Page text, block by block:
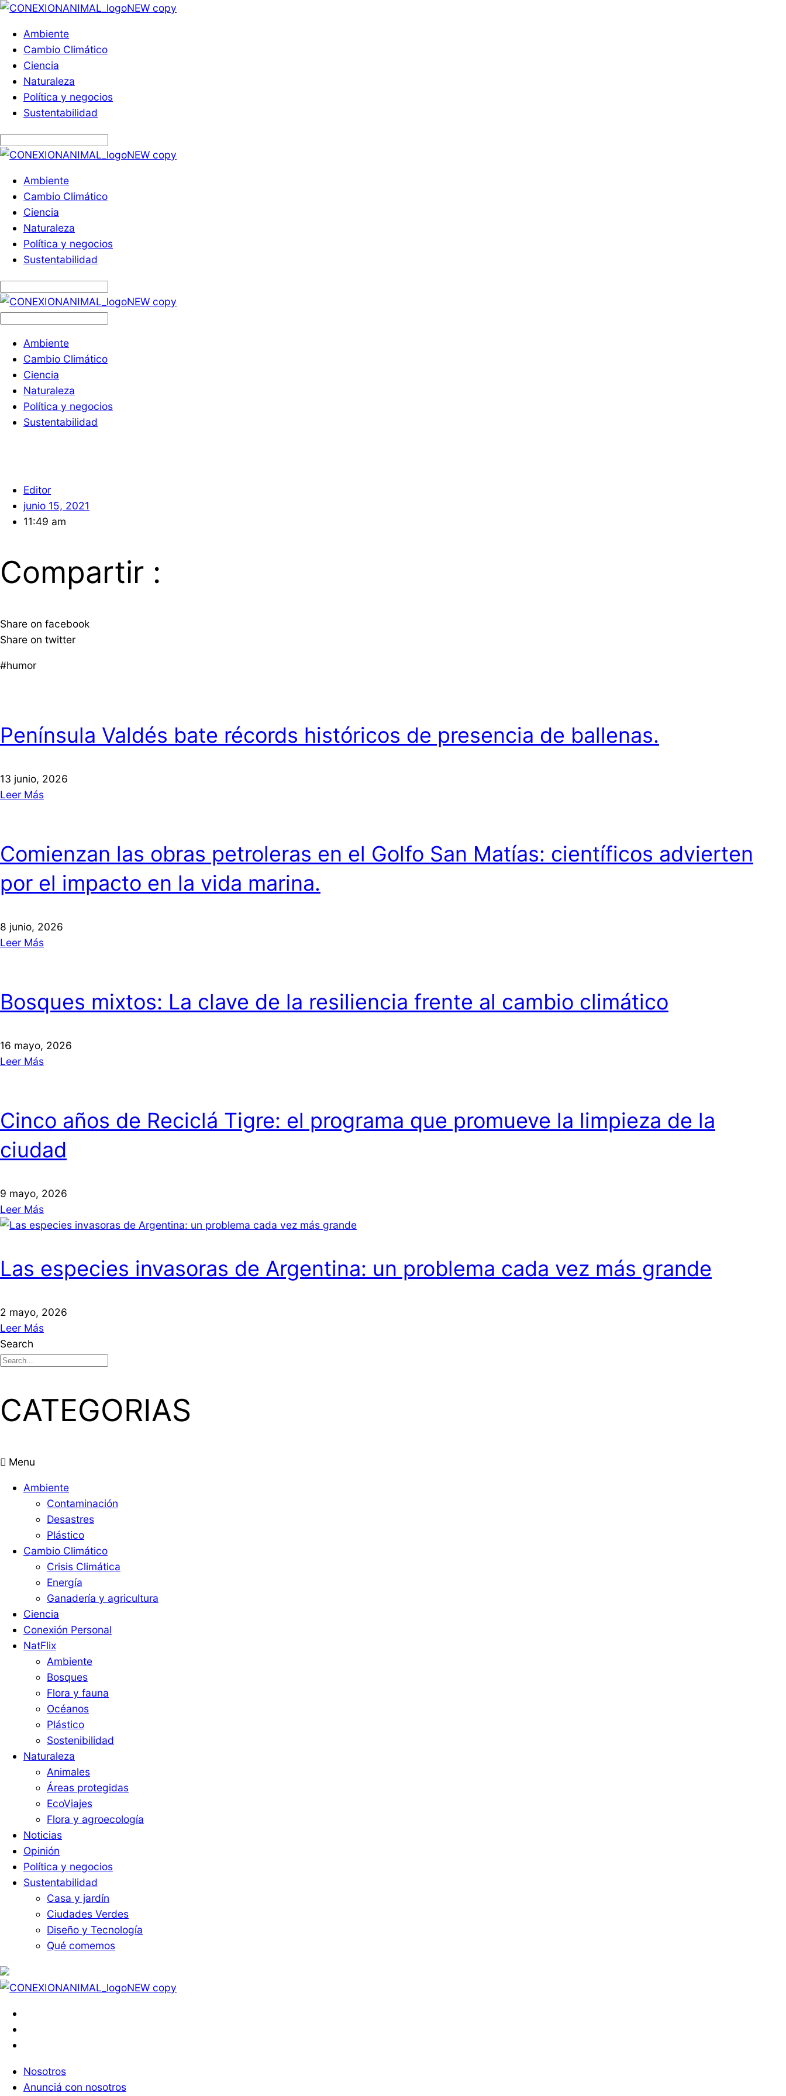
Ambiente
Cambio Climático
Ciencia
Naturaleza
Política y negocios
Sustentabilidad
Ambiente
Cambio Climático
Ciencia
Naturaleza
Política y negocios
Sustentabilidad
Ambiente
Cambio Climático
Ciencia
Naturaleza
Política y negocios
Sustentabilidad
Editor
junio 15, 2021
11:49 am
Compartir :
Share on facebook
Share on twitter
#humor
Península Valdés bate récords históricos de presencia de ballenas.
13 junio, 2026
Leer Más
Comienzan las obras petroleras en el Golfo San Matías: científicos advierten
por el impacto en la vida marina.
8 junio, 2026
Leer Más
Bosques mixtos: La clave de la resiliencia frente al cambio climático
16 mayo, 2026
Leer Más
Cinco años de Reciclá Tigre: el programa que promueve la limpieza de la
ciudad
9 mayo, 2026
Leer Más
Las especies invasoras de Argentina: un problema cada vez más grande
2 mayo, 2026
Leer Más
Search
CATEGORIAS
Menu
Ambiente
Contaminación
Desastres
Plástico
Cambio Climático
Crisis Climática
Energía
Ganadería y agricultura
Ciencia
Conexión Personal
NatFlix
Ambiente
Bosques
Flora y fauna
Océanos
Plástico
Sostenibilidad
Naturaleza
Animales
Áreas protegidas
EcoViajes
Flora y agroecología
Noticias
Opinión
Política y negocios
Sustentabilidad
Casa y jardín
Ciudades Verdes
Diseño y Tecnología
Qué comemos
Nosotros
Anunciá con nosotros